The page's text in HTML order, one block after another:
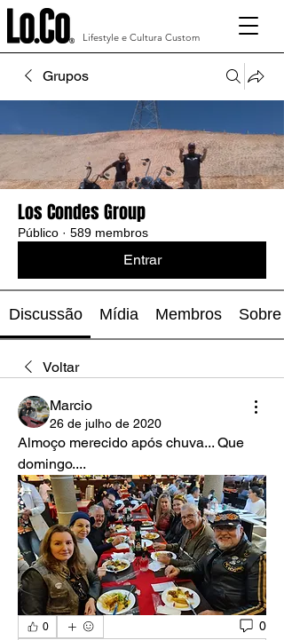
Lifestyle e Cultura Custom
Grupos
Los Condes Group
Público · 589 membros
Entrar
Discussão Mídia Membros Sobre
Voltar
Marcio
26 de julho de 2020
Almoço merecido após chuva... Que
domingo....
0 0